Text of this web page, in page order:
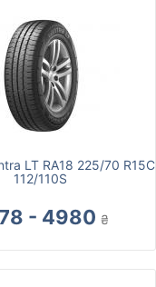
LT RA18 225/70 R15C
112/110S
- 4980 ₴